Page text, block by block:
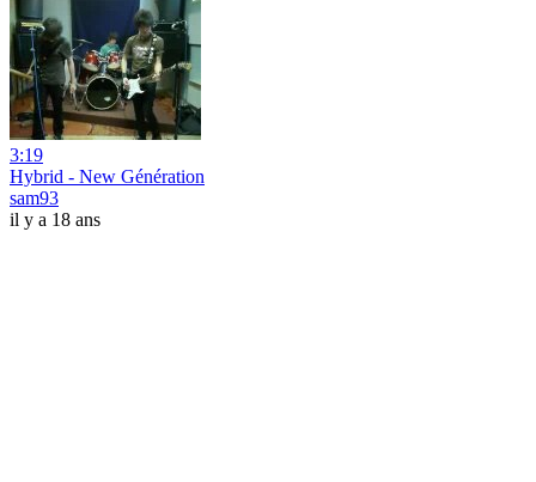
3:19
Hybrid - New Génération
sam93
il y a 18 ans